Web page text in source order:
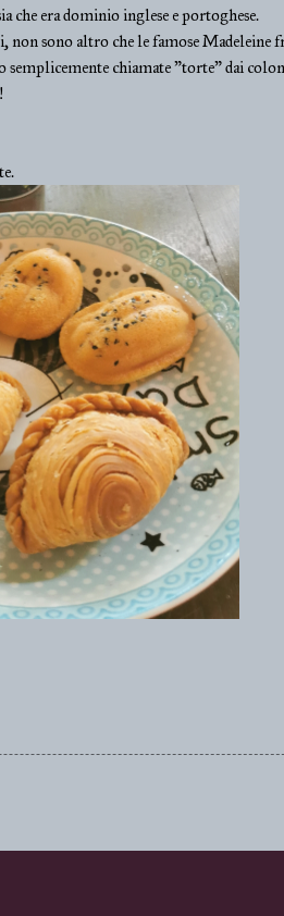
che era dominio inglese e portoghese.
sono altro che le famose Madeleine
semplicemente chiamate "torte" dai